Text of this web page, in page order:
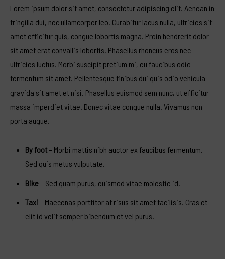
Lorem ipsum dolor sit amet, consectetur adipiscing elit. Aenean in
fringilla dui, nec ullamcorper leo. Curabitur lacus nulla, ultricies sit
amet efficitur quis, congue lobortis magna. Proin hendrerit dolor
sit amet erat convallis lobortis. Phasellus rhoncus eros nec
ultricies luctus. Morbi suscipit pretium mi, eu faucibus odio
fermentum sit amet. Pellentesque finibus dui quis odio vehicula
gravida sit amet et nisi. Phasellus euismod sem nunc, ut efficitur
massa imperdiet vitae. Donec vitae congue nulla. Vivamus non
porta augue.
By foot– Morbi mattis nibh auctor ex faucibus fermentum.
Sed quis metus vulputate.
Bike– Sed quam purus, euismod vitae molestie id.
Taxi– Maecenas porttitor at risus sit amet facilisis. Cras et
elit id velit semper bibendum et vel purus.